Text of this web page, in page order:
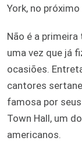
York, no
Não é a
uma vez que já
ocasiões.
cantores
famosa por
Town Hall, um
americanos.